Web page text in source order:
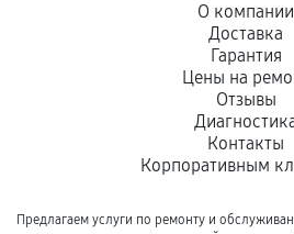
О компании
Доставка
Гарантия
Цены на
Отзывы
Контакты
Корпоративным
Предлагаем услуги по ремонту и